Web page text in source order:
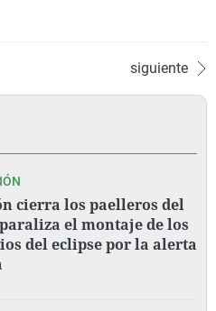
siguiente
cierra los paelleros del
el montaje de los
del eclipse por la alerta